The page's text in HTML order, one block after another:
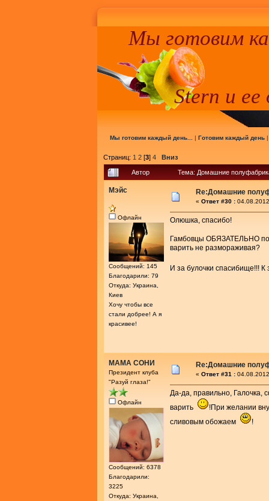
Мы готовим
Stern и ее
Мы готовим каждый день... | Готовим каждый день
Страниц: 1 2 [3] 4 Вниз
Автор Тема: Домашние
Мэйс
Офлайн
Сообщений: 145
Благодарили: 79
Откуда: Украина,
Киев
Хочу чтобы все
стали добрее! А я
красивее!
Re:Домашние
« Ответ #30 :
Олюшка, спасибо!
Гамбовцы ОБЯЗАТЕЛЬНО
варить не размораживая?
И за булочки спасибище!!! К
МАМА СОНИ
Президент клуба
"Разуй глаза!"
Офлайн
Сообщений: 6378
Благодарили:
3225
Откуда: Украина,
Re:Домашние
« Ответ #31 :
Да-да, правильно, Галочка,
варить
!При желании
сливовым обожаем
!